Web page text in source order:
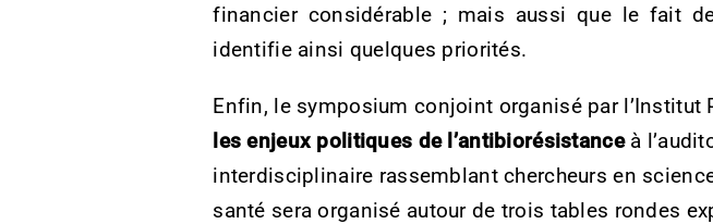
financier considérable ; mais aussi que le fait
identifie ainsi quelques priorités.
Enfin, le symposium conjoint organisé par l’Institut
les enjeux politiques de l’antibiorésistanceà
interdisciplinaire rassemblant chercheurs en
santé sera organisé autour de trois tables rondes